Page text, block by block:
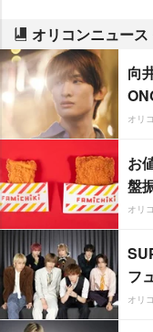
オリコンニュー
向
オリ
お
盤
オリ
フ
オリ